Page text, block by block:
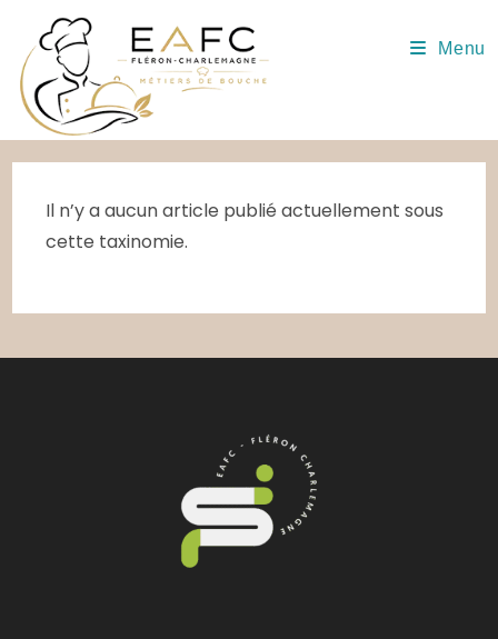
content
Menu
Il n’y a aucun article publié actuellement sous
cette taxinomie.